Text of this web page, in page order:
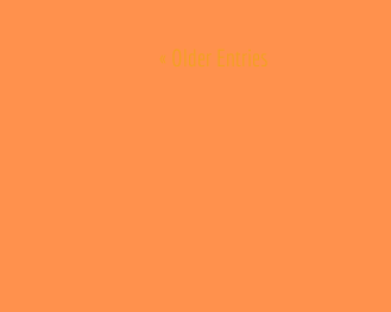
« Older Entries